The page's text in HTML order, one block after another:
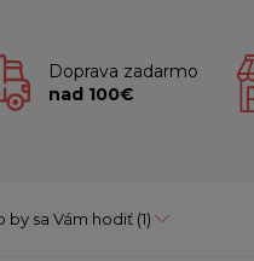
Doprava zadarmo
nad 100€
by sa Vám hodiť (1)